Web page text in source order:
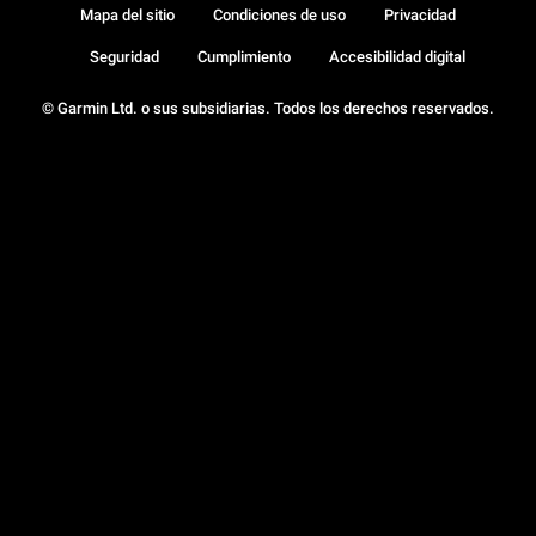
© Garmin Ltd. o sus subsidiarias. Todos los derechos reservados.
Mapa del sitio Condiciones de uso Privacidad
Seguridad Cumplimiento Accesibilidad digital